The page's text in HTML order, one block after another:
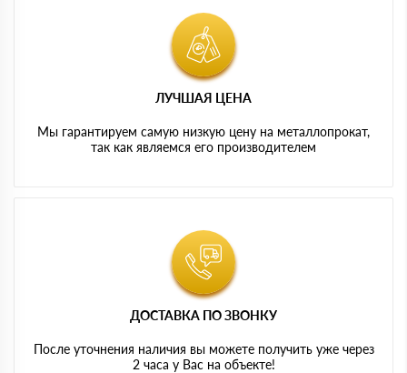
ЛУЧШАЯ ЦЕНА
Мы гарантируем самую низкую цену на металлопрокат,
так как являемся его производителем
ДОСТАВКА ПО ЗВОНКУ
После уточнения наличия вы можете получить уже через
2 часа у Вас на объекте!